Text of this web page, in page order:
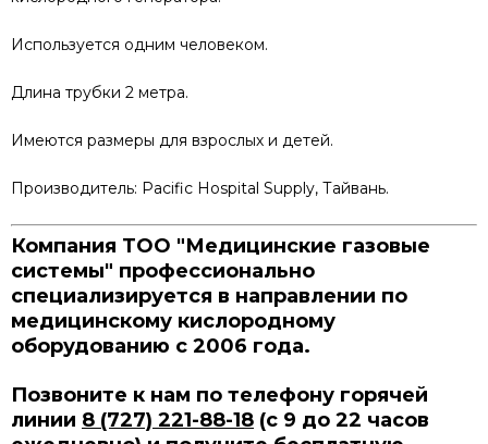
Используется одним человеком.
Длина трубки 2 метра.
Имеются размеры для взрослых и детей.
Производитель: Pacific Hospital Supply, Тайвань.
Компания ТОО "Медицинские газовые
системы" профессионально
специализируется в направлении по
медицинскому кислородному
оборудованию с 2006 года.
Позвоните к нам по телефону горячей
линии 8 (727) 221-88-18 (с 9 до 22 часов